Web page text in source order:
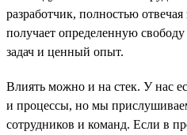
разработчик, полностью
получает определенную
задач и ценный опыт.
Влиять можно и на стек. У нас
и процессы, но мы
сотрудников и команд. Если в